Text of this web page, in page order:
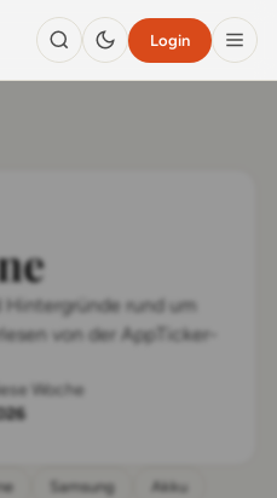
Login
rund um
von der AppTicker-
Woche
Samsung Akku